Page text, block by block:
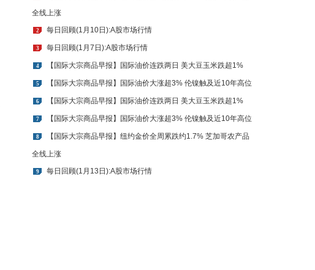
全线上涨
2 每日回顾(1月10日):A股市场行情
3 每日回顾(1月7日):A股市场行情
4 【国际大宗商品早报】国际油价连跌两日 美大豆玉米跌超1%
5 【国际大宗商品早报】国际油价大涨超3% 伦镍触及近10年高位
6 【国际大宗商品早报】国际油价连跌两日 美大豆玉米跌超1%
7 【国际大宗商品早报】国际油价大涨超3% 伦镍触及近10年高位
8 【国际大宗商品早报】纽约金价全周累跌约1.7% 芝加哥农产品
全线上涨
9 每日回顾(1月13日):A股市场行情